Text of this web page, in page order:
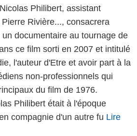
Philibert, assistant
Rivière..., consacrera
documentaire au tournage de
ce film sorti en 2007 et intitulé
l'auteur d'Etre et avoir part à la
non-professionnels qui
du film de 1976.
Philibert était à l'époque
compagnie d'un autre fu Lire